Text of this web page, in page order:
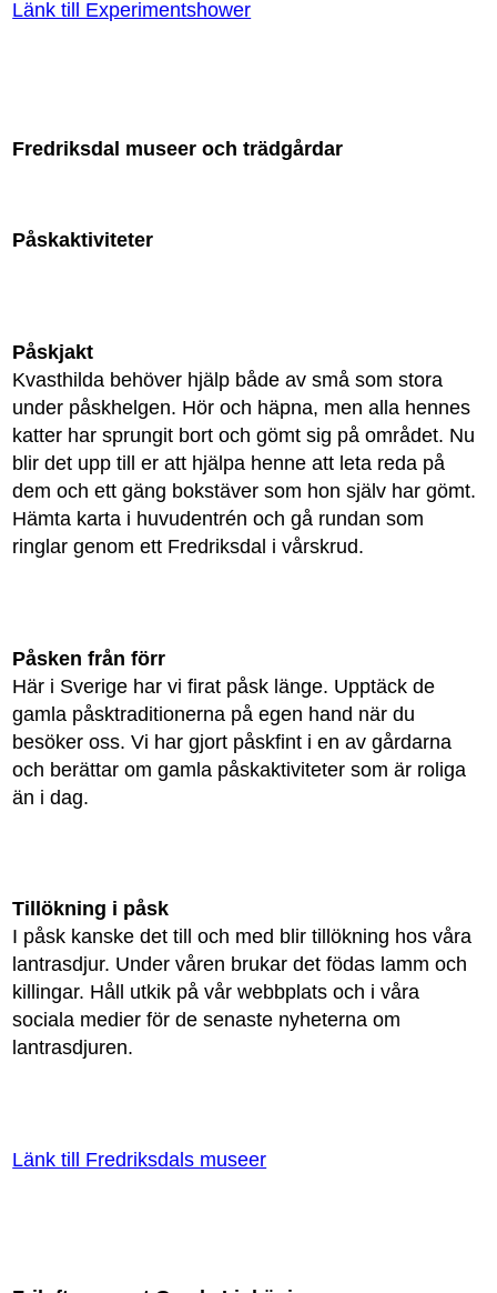
Länk till Experimentshower
Fredriksdal museer och trädgårdar
Påskaktiviteter
Påskjakt
Kvasthilda behöver hjälp både av små som stora
under påskhelgen. Hör och häpna, men alla hennes
katter har sprungit bort och gömt sig på området. Nu
blir det upp till er att hjälpa henne att leta reda på
dem och ett gäng bokstäver som hon själv har gömt.
Hämta karta i huvudentrén och gå rundan som
ringlar genom ett Fredriksdal i vårskrud.
Påsken från förr
Här i Sverige har vi firat påsk länge. Upptäck de
gamla påsktraditionerna på egen hand när du
besöker oss. Vi har gjort påskfint i en av gårdarna
och berättar om gamla påskaktiviteter som är roliga
än i dag.
Tillökning i påsk
I påsk kanske det till och med blir tillökning hos våra
lantrasdjur. Under våren brukar det födas lamm och
killingar. Håll utkik på vår webbplats och i våra
sociala medier för de senaste nyheterna om
lantrasdjuren.
Länk till Fredriksdals museer